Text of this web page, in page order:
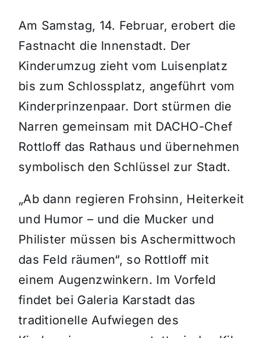
Am Samstag, 14. Februar, erobert die
Fastnacht die Innenstadt. Der
Kinderumzug zieht vom Luisenplatz
bis zum Schlossplatz, angeführt vom
Kinderprinzenpaar. Dort stürmen die
Narren gemeinsam mit DACHO-Chef
Rottloff das Rathaus und übernehmen
symbolisch den Schlüssel zur Stadt.
„Ab dann regieren Frohsinn, Heiterkeit
und Humor – und die Mucker und
Philister müssen bis Aschermittwoch
das Feld räumen“, so Rottloff mit
einem Augenzwinkern. Im Vorfeld
findet bei Galeria Karstadt das
traditionelle Aufwiegen des